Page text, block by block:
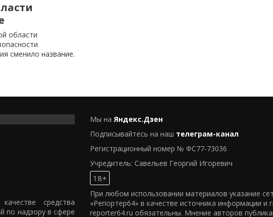
области
сменило название.
средства
по надзору в сфере
Мы на Яндекс.Дзен
Подписывайтесь на наш телеграм-канал
Регистрационный номер № ФС77-73036
Учредитель: Савельев Георгий Игоревич
18+
При любом использовании материалов указание
«Репортер64» в качестве источника информации и
reporter64.ru обязательны. Мнение авторов